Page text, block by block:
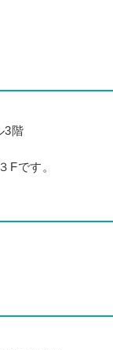
3階
Fです。